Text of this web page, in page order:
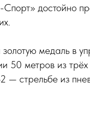
достойно
медаль в
50 метров из
стрельбе из